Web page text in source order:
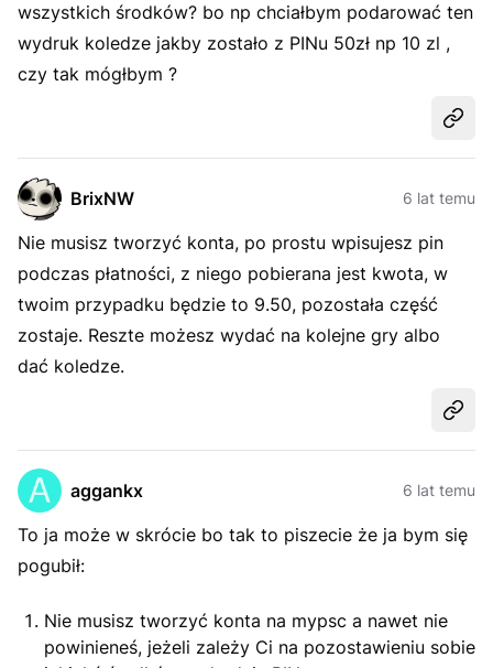
wszystkich środków? bo np chciałbym podarować ten
wydruk koledze jakby zostało z PINu 50zł np 10 zl ,
czy tak mógłbym ?
BrixNW 6 lat temu
Nie musisz tworzyć konta, po prostu wpisujesz pin
podczas płatności, z niego pobierana jest kwota, w
twoim przypadku będzie to 9.50, pozostała część
zostaje. Reszte możesz wydać na kolejne gry albo
dać koledze.
aggankx 6 lat temu
To ja może w skrócie bo tak to piszecie że ja bym się
pogubił:
Nie musisz tworzyć konta na mypsc a nawet nie
powinieneś, jeżeli zależy Ci na pozostawieniu sobie